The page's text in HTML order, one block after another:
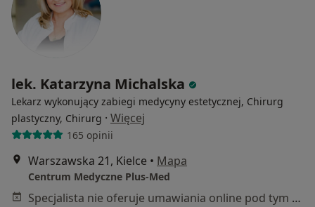
lek. Katarzyna Michalska
Lekarz wykonujący zabiegi medycyny estetycznej, Chirurg
plastyczny, Chirurg · Więcej
165 opinii
Warszawska 21, Kielce • Mapa
Centrum Medyczne Plus-Med
Specjalista nie oferuje umawiania online pod tym adresem.